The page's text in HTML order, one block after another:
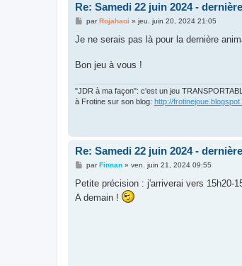
Re: Samedi 22 juin 2024 -
M
s
g
parRojahaoi » jeu. juin 20, 2024 21:05
Je ne serais pas là pour la dernière
Bon jeu à vous !
"JDR à ma façon": c'est un jeu
à Frotine sur son blog: http://
Re: Samedi 22 juin 2024 -
M
s
a
parFinnan» ven. juin 21, 2024 09:55
Petite précision : j'arriverai vers 15h20-
A demain !